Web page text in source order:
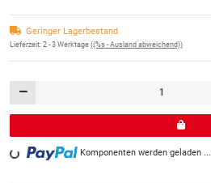
Geringer Lagerbestand
Lieferzeit: 2 - 3 Werktage ((%s - Ausland abweichend))
Loading... Komponenten werden geladen ...